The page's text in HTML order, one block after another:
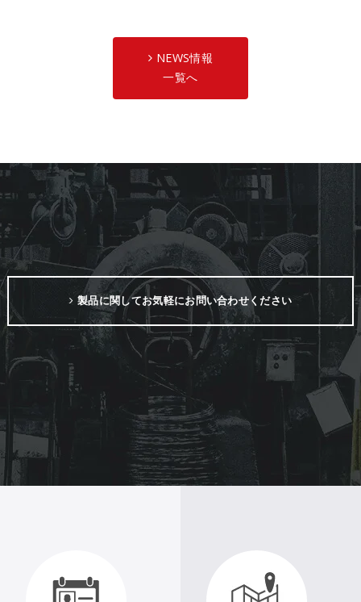
NEWS情報
一覧へ
製品に関してお気軽にお問い合わせください